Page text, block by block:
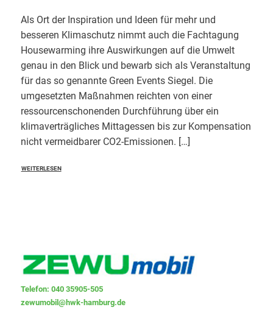
Als Ort der Inspiration und Ideen für mehr und
besseren Klimaschutz nimmt auch die Fachtagung
Housewarming ihre Auswirkungen auf die Umwelt
genau in den Blick und bewarb sich als Veranstaltung
für das so genannte Green Events Siegel. Die
umgesetzten Maßnahmen reichten von einer
ressourcenschonenden Durchführung über ein
klimaverträgliches Mittagessen bis zur Kompensation
nicht vermeidbarer CO2-Emissionen. […]
WEITERLESEN
Telefon: 040 35905-505
zewumobil@hwk-hamburg.de